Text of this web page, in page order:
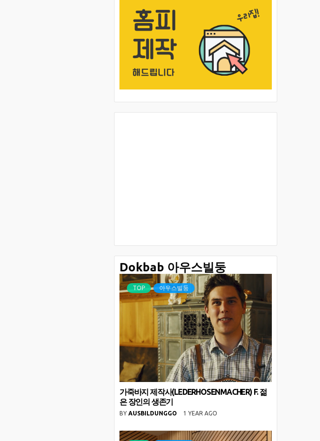
Dokbab 아우스빌둥
TOP 아우스빌둥
가죽바지 제작사(LEDERHOSENMACHER) F. 젊
은 장인의 생존기
BY AUSBILDUNGGO 1 YEAR AGO